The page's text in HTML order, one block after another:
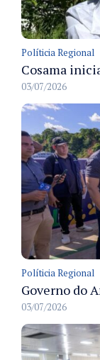
Políticia Regional
03/07/2026
Políticia Regional
03/07/2026